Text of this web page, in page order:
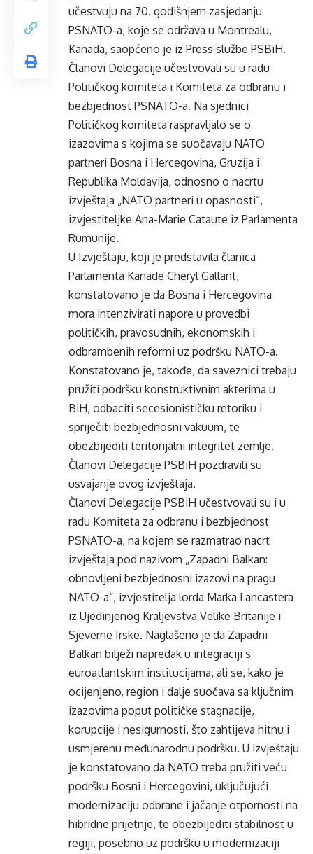
učestvuju na 70. godišnjem zasjedanju
PSNATO-a, koje se održava u Montrealu,
Kanada, saopćeno je iz Press službe PSBiH.
Članovi Delegacije učestvovali su u radu
Političkog komiteta i Komiteta za odbranu i
bezbjednost PSNATO-a. Na sjednici
Političkog komiteta raspravljalo se o
izazovima s kojima se suočavaju NATO
partneri Bosna i Hercegovina, Gruzija i
Republika Moldavija, odnosno o nacrtu
izvještaja „NATO partneri u opasnosti“,
izvjestiteljke Ana-Marie Cataute iz Parlamenta
Rumunije.
U Izvještaju, koji je predstavila članica
Parlamenta Kanade Cheryl Gallant,
konstatovano je da Bosna i Hercegovina
mora intenzivirati napore u provedbi
političkih, pravosudnih, ekonomskih i
odbrambenih reformi uz podršku NATO-a.
Konstatovano je, takođe, da saveznici trebaju
pružiti podršku konstruktivnim akterima u
BiH, odbaciti secesionističku retoriku i
spriječiti bezbjednosni vakuum, te
obezbijediti teritorijalni integritet zemlje.
Članovi Delegacije PSBiH pozdravili su
usvajanje ovog izvještaja.
Članovi Delegacije PSBiH učestvovali su i u
radu Komiteta za odbranu i bezbjednost
PSNATO-a, na kojem se razmatrao nacrt
izvještaja pod nazivom „Zapadni Balkan:
obnovljeni bezbjednosni izazovi na pragu
NATO-a“, izvjestitelja lorda Marka Lancastera
iz Ujedinjenog Kraljevstva Velike Britanije i
Sjeverne Irske. Naglašeno je da Zapadni
Balkan bilježi napredak u integraciji s
euroatlantskim institucijama, ali se, kako je
ocijenjeno, region i dalje suočava sa ključnim
izazovima poput političke stagnacije,
korupcije i nesigurnosti, što zahtijeva hitnu i
usmjerenu međunarodnu podršku. U izvještaju
je konstatovano da NATO treba pružiti veću
podršku Bosni i Hercegovini, uključujući
modernizaciju odbrane i jačanje otpornosti na
hibridne prijetnje, te obezbijediti stabilnost u
regiji, posebno uz podršku u modernizaciji